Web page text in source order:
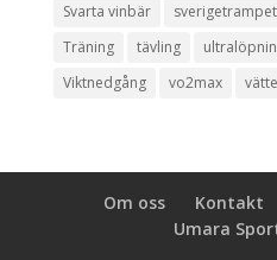
Svarta vinbär
sverigetrampet
Träning
tävling
Viktnedgång
vo2max
Om oss Kontakt
Umara